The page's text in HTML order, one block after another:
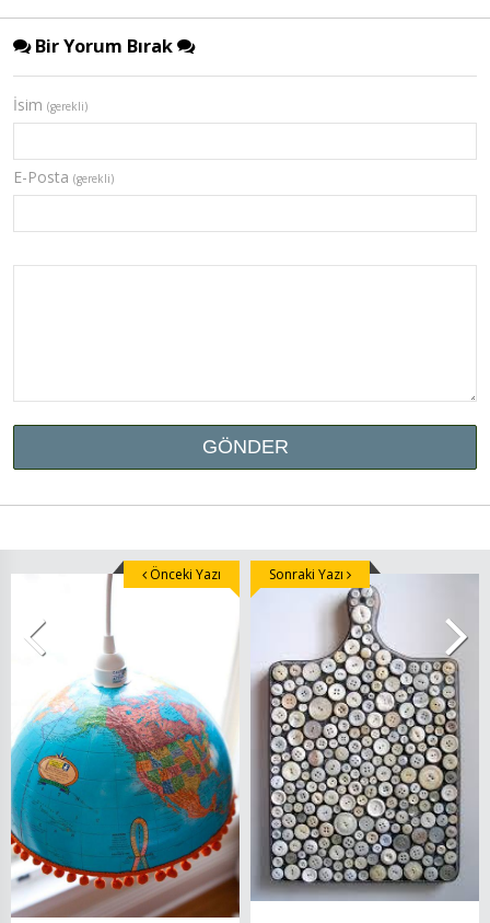
Bir Yorum Bırak
İsim (gerekli)
E-Posta (gerekli)
Önceki Yazı Sonraki Yazı